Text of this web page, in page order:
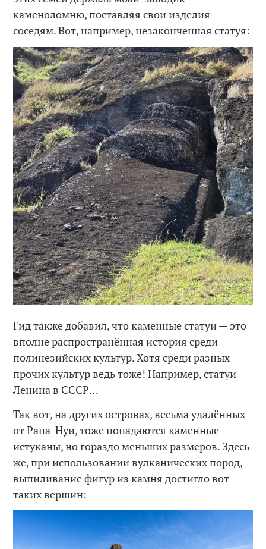
каменоломню, поставляя свои изделия
соседям. Вот, например, незаконченная статуя:
Гид также добавил, что каменные статуи — это
вполне распространённая история среди
полинезийских культур. Хотя среди разных
прочих культур ведь тоже! Например, статуи
Ленина в СССР…
Так вот, на других островах, весьма удалённых
от Рапа-Нуи, тоже попадаются каменные
истуканы, но гораздо меньших размеров. Здесь
же, при использовании вулканических пород,
выпиливание фигур из камня достигло вот
таких вершин: